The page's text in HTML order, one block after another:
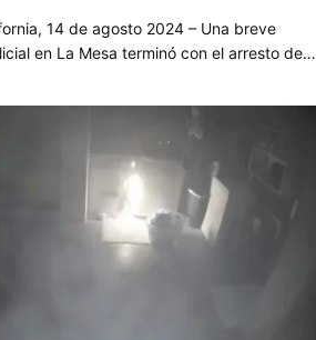
14 de agosto 2024 – Una breve
en La Mesa terminó con el arresto de…